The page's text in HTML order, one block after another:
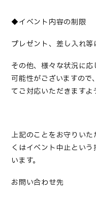
◆イベント内容の制限
プレゼント、差し入れ等
その他、様々な状況に
可能性がございますので
てご対応いただきますよ
上記のことをお守りい
くはイベント中止とい
います。
お問い合わせ先